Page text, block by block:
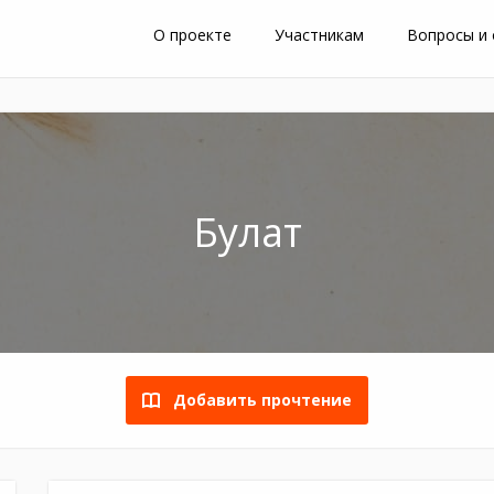
О проекте Участникам Вопросы и
Булат
Добавить прочтение